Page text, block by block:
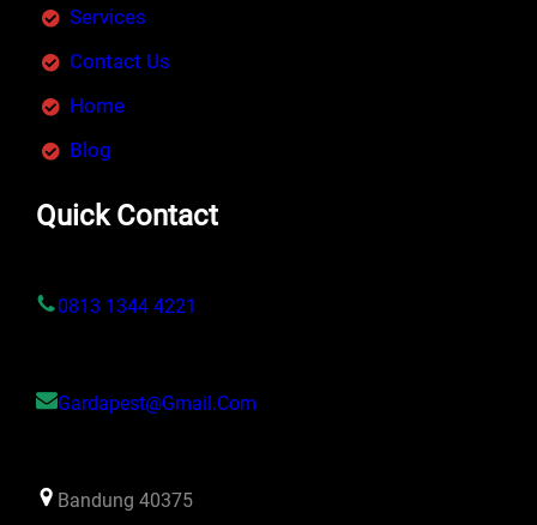
Services
Contact Us
Home
Blog
Quick Contact
0813 1344 4221
Gardapest@gmail.com
Bandung 40375